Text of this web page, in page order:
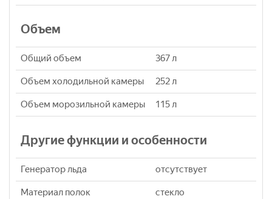
Объем
Общий объем 367 л
Объем холодильной камеры 252 л
Объем морозильной камеры 115 л
Другие функции и особенности
Генератор льда отсутствует
Материал полок стекло